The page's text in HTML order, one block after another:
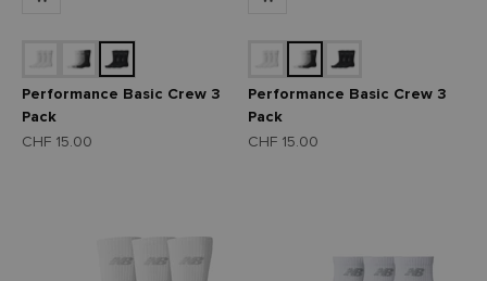
Performance Basic Crew 3
Pack
Angebot
CHF 15.00
Performance Basic Crew 3
Pack
Angebot
CHF 15.00